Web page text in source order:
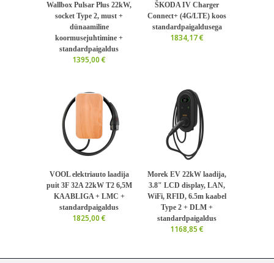
Wallbox Pulsar Plus 22kW,
socket Type 2, must +
dünaamiline
koormusejuhtimine +
standardpaigaldus
1395,00 €
ŠKODA IV Charger
Connect+ (4G/LTE) koos
standardpaigaldusega
1834,17 €
VOOL elektriauto laadija
puit 3F 32A 22kW T2 6,5M
KAABLIGA + LMC +
standardpaigaldus
1825,00 €
Morek EV 22kW laadija,
3.8" LCD display, LAN,
WiFi, RFID, ​6.5m kaabel
Type 2 + DLM +
standardpaigaldus
1168,85 €